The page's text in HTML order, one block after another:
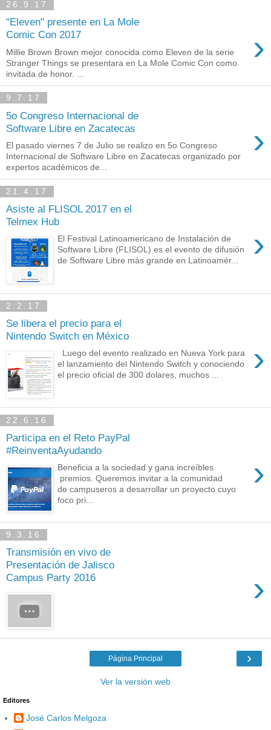
26.9.17
"Eleven" presente en La Mole
Comic Con 2017
›
Millie Brown Brown mejor conocida como Eleven de la serie
Stranger Things se presentara en La Mole Comic Con como
invitada de honor. ...
9.7.17
5o Congreso Internacional de
Software Libre en Zacatecas
›
El pasado viernes 7 de Julio se realizo en 5o Congreso
Internacional de Software Libre en Zacatecas organizado por
expertos académicos de...
21.4.17
Asiste al FLISOL 2017 en el
Telmex Hub
›
El Festival Latinoamericano de Instalación de
Software Libre (FLISOL) es el evento de difusión
de Software Libre más grande en Latinoamér...
2.2.17
Se libera el precio para el
Nintendo Switch en México
›
Luego del evento realizado en Nueva York para
el lanzamiento del Nintendo Switch y conociendo
el precio oficial de 300 dolares, muchos ...
22.6.16
Participa en el Reto PayPal
#ReinventaAyudando
›
Beneficia a la sociedad y gana increíbles
premios. Queremos invitar a la comunidad
de campuseros a desarrollar un proyecto cuyo
foco pri...
9.3.16
Transmisión en vivo de
Presentación de Jalisco
Campus Party 2016
›
›
Página Principal
Ver la versión web
Editores
José Carlos Melgoza